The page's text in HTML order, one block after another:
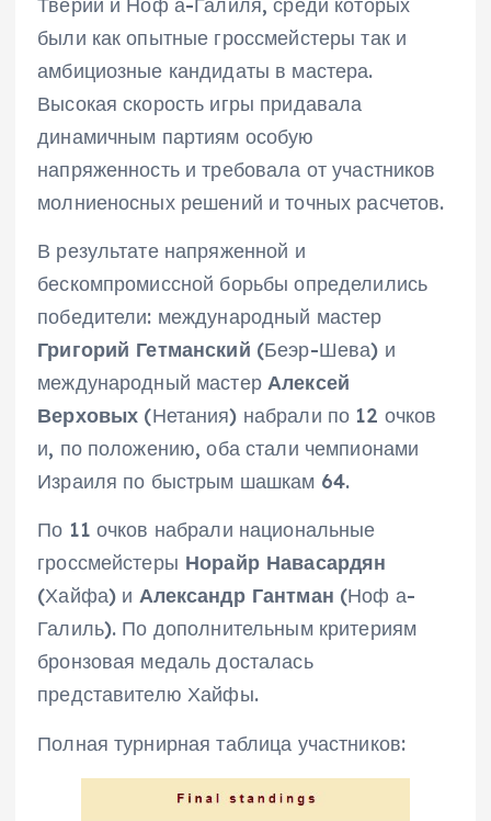
Тверии и Ноф а-Галиля, среди которых
были как опытные гроссмейстеры так и
амбициозные кандидаты в мастера.
Высокая скорость игры придавала
динамичным партиям особую
напряженность и требовала от участников
молниеносных решений и точных расчетов.
В результате напряженной и
бескомпромиссной борьбы определились
победители: международный мастер
Григорий Гетманский (Беэр-Шева) и
международный мастерАлексей
Верховых (Нетания) набрали по 12 очков
и, по положению, оба стали чемпионами
Израиля по быстрым шашкам 64.
По 11 очков набрали национальные
гроссмейстеры Норайр Навасардян
(Хайфа) и Александр Гантман (Ноф а-
Галиль). По дополнительным критериям
бронзовая медаль досталась
представителю Хайфы.
Полная турнирная таблица участников: